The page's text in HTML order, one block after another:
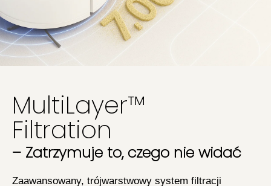
MultiLayer™
Filtration
– Zatrzymuje to, czego nie widać
Zaawansowany, trójwarstwowy system filtracji